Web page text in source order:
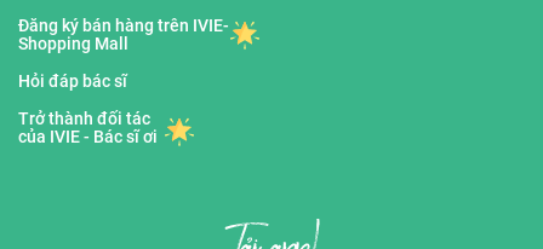
Đăng ký bán hàng trên IVIE-
Shopping Mall
Hỏi đáp bác sĩ
Trở thành đối tác
của IVIE - Bác sĩ ơi